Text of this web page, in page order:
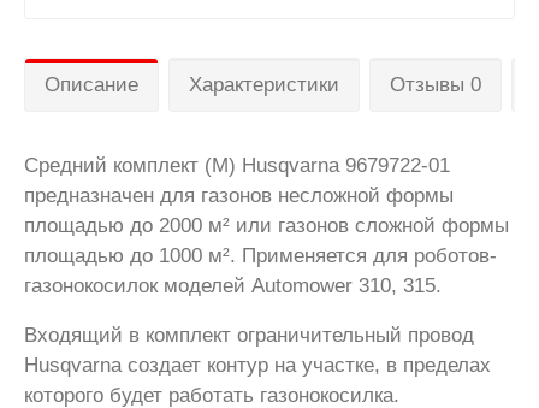
Описание Характеристики Отзывы 0
Средний комплект (М) Husqvarna 9679722-01
предназначен для газонов несложной формы
площадью до 2000 м² или газонов сложной формы
площадью до 1000 м². Применяется для роботов-
газонокосилок моделей Automower 310, 315.
Входящий в комплект ограничительный провод
Husqvarna создает контур на участке, в пределах
которого будет работать газонокосилка.